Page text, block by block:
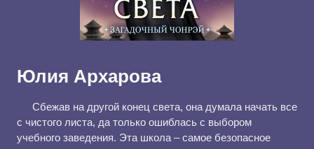
Юлия Архарова
⠀⠀Сбежав на другой конец света, она думала начать все
с чистого листа, да только ошиблась с выбором
учебного заведения. Эта школа – самое безопасное